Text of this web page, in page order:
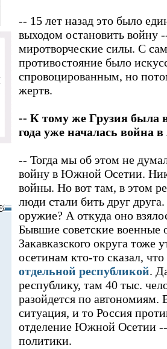
-- 15 лет назад это было
выходом остановить войну
миротворческие силы. С
противостояние было
спровоцированным, но
жертв.
-- К тому же Грузия была
года уже началась война в
-- Тогда мы об этом не
войну в Южной Осетии.
войны. Но вот там, в этом
люди стали бить друг
оружие? А откуда оно
Бывшие советские
Закавказского округа тоже
осетинам кто-то сказал, что
отдельной республикой.
республику, там 40 тыс.
разойдется по автономиям.
ситуация, и то Россия
отделение Южной Осетии --
политики.